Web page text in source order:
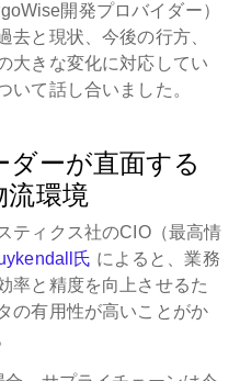
開発プロバイダー）
去と現状、今後の行方、
大きな変化に対応してい
いて話し合いました。
ーが直面する
流環境
ティクス社のCIO（最高情
氏 によると、業務
率と精度を向上させるた
の有用性が高いことがか